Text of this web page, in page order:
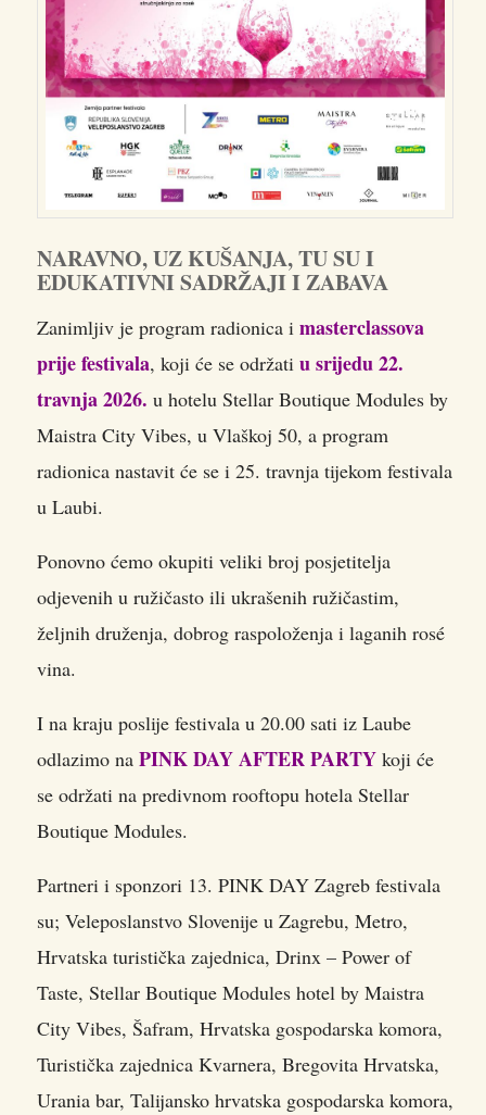
NARAVNO, UZ KUŠANJA, TU SU I
EDUKATIVNI SADRŽAJI I ZABAVA
Zanimljiv je program radionica i masterclassova
prije festivala, koji će se održati u srijedu 22.
travnja 2026. u hotelu Stellar Boutique Modules by
Maistra City Vibes, u Vlaškoj 50, a program
radionica nastavit će se i 25. travnja tijekom festivala
u Laubi.
Ponovno ćemo okupiti veliki broj posjetitelja
odjevenih u ružičasto ili ukrašenih ružičastim,
željnih druženja, dobrog raspoloženja i laganih rosé
vina.
I na kraju poslije festivala u 20.00 sati iz Laube
odlazimo na PINK DAY AFTER PARTY koji će
se održati na predivnom rooftopu hotela Stellar
Boutique Modules.
Partneri i sponzori 13. PINK DAY Zagreb festivala
su; Veleposlanstvo Slovenije u Zagrebu, Metro,
Hrvatska turistička zajednica, Drinx – Power of
Taste, Stellar Boutique Modules hotel by Maistra
City Vibes, Šafram, Hrvatska gospodarska komora,
Turistička zajednica Kvarnera, Bregovita Hrvatska,
Urania bar, Talijansko hrvatska gospodarska komora,